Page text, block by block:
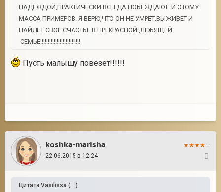
НАДЕЖДОЙ,ПРАКТИЧЕСКИ ВСЕГДА ПОБЕЖДАЮТ. И ЭТОМУ
МАССА ПРИМЕРОВ. Я ВЕРЮ,ЧТО ОН НЕ УМРЕТ.ВЫЖИВЕТ И
НАЙДЕТ СВОЕ СЧАСТЬЕ В ПРЕКРАСНОЙ ,ЛЮБЯЩЕЙ
СЕМЬЕ!!!!!!!!!!!!!!!!!!!!!!!!!!!
Пусть малышу повезет!!!!!!
koshka-marisha
22.06.2015 в 12:24
Цитата Vasilissa ( )